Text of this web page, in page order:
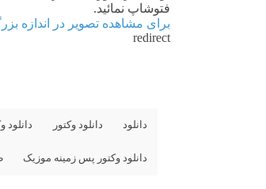
فتوشاپ نمائید.
برای مشاهده تصویر در اندازه
redirect
دانلود دانلود وکتور دانلود
دانلود وکتور پس زمینه موزیک